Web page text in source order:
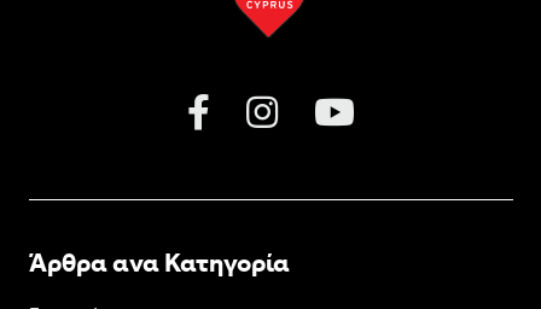
Άρθρα ανα Κατηγορία